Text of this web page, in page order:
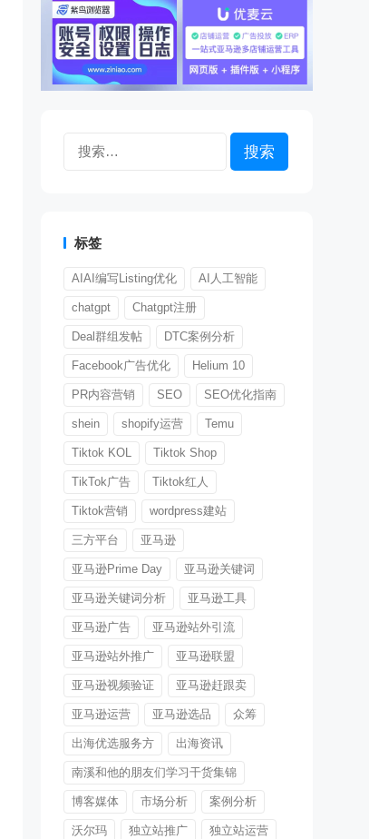
标签
AIAI编写Listing优化 AI人工智能
chatgpt Chatgpt注册
Deal群组发帖 DTC案例分析
Facebook广告优化 Helium 10
PR内容营销 SEO SEO优化指南
shein shopify运营 Temu
Tiktok KOL Tiktok Shop
TikTok广告 Tiktok红人
Tiktok营销 wordpress建站
三方平台 亚马逊
亚马逊Prime Day 亚马逊关键词
亚马逊关键词分析 亚马逊工具
亚马逊广告 亚马逊站外引流
亚马逊站外推广 亚马逊联盟
亚马逊视频验证 亚马逊赶跟卖
亚马逊运营 亚马逊选品 众筹
出海优选服务方 出海资讯
南溪和他的朋友们学习干货集锦
博客媒体 市场分析 案例分析
沃尔玛 独立站推广 独立站运营